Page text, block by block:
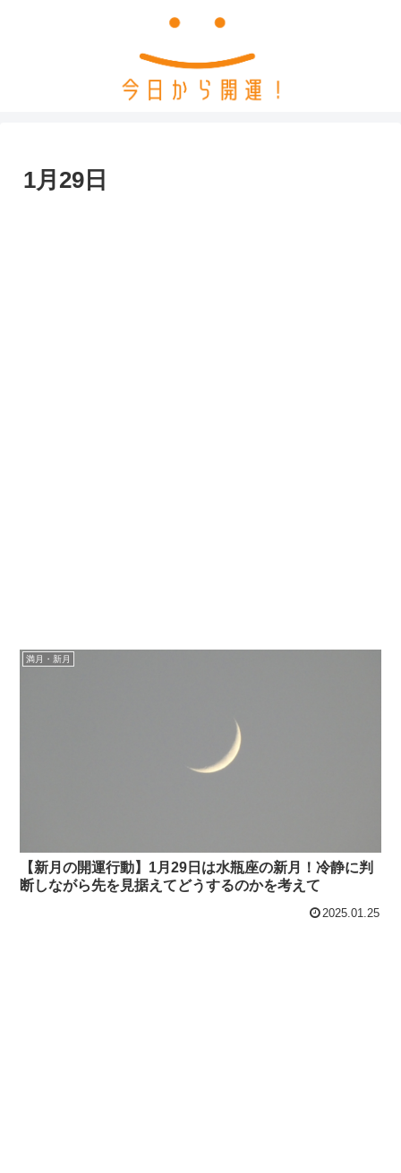
1月29日
満月・新月
【新月の開運行動】1月29日は水瓶座の新月！冷静に判
断しながら先を見据えてどうするのかを考えて
2025.01.25